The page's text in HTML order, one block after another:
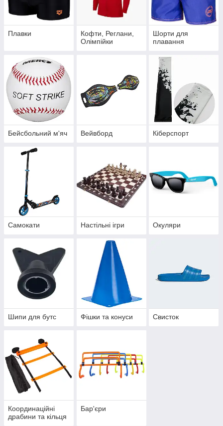
Плавки
Кофти, Реглани,
Олімпійки
Шорти для
плавання
Бейсбольний м'яч Вейвборд Кіберспорт
Самокати Настільні ігри Окуляри
Шипи для бутс Фішки та конуси Свисток
Координаційні
драбини та кільця
Бар'єри